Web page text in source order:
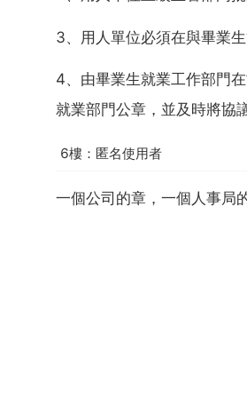
3、用人單位必須在與畢業
4、由畢業生就業工作部門
就業部門公章，並及時將協
6樓：匿名使用者
一個公司的章，一個人事局